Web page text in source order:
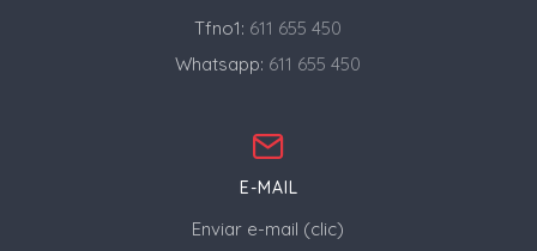
Tfno1: 611 655 450
Whatsapp: 611 655 450
E-MAIL
Enviar e-mail (clic)